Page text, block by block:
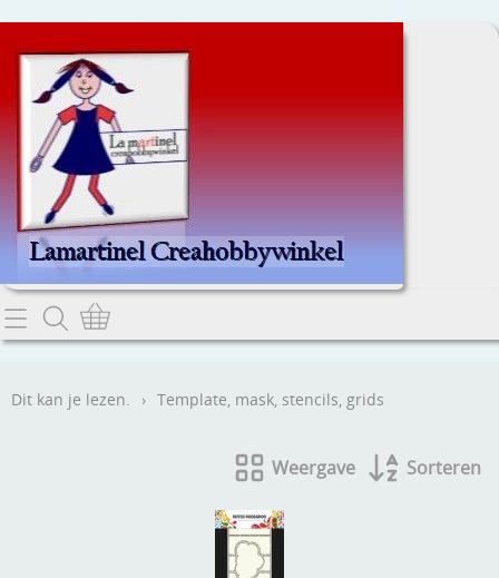
Home
Dit kan je lezen. › Template, mask, stencils, grids
Weergave Sorteren